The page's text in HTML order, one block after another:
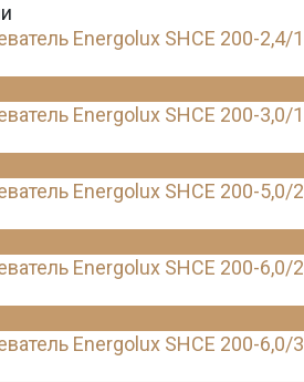
Energolux SHCE 200-2,4/1
Energolux SHCE 200-3,0/1
Energolux SHCE 200-5,0/2
Energolux SHCE 200-6,0/2
Energolux SHCE 200-6,0/3